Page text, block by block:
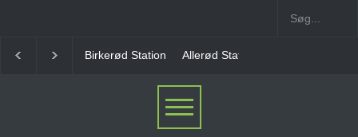
Station Allerød Station Favrholm Station